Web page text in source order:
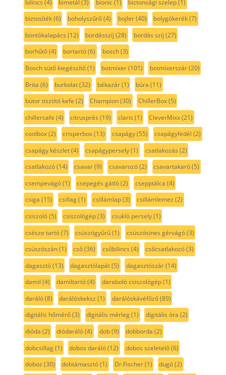
bilincs (4) bimetál (3) bionic(1) biztonsági szelep(1)
biztosíték(6) boholyszűrő(4) bojler(40) bolygókerék(7)
bontókalapács (12) bordásszíj (28) bordás szíj (27)
borhűtő(4) bortartó(6) bosch(3)
Bosch sütő kiegészítő(1) botmixer(101) botmixerszár(20)
Brita (6) burkolat(32) békazár(1) búra (11)
bútor tisztító kefe (2) Champion(30) ChillerBox(5)
chillersafe (4) citrusprés (19) claris (1) CleverMixx(21)
coolbox(2) crisperbox(13) csapágy(55) csapágyfedél (2)
csapágy készlet(4) csapágypersely(1) csatlakozás (2)
csatlakozó(14) csavar(9) csavarozó(2) csavartakaró(5)
csempevágó(1) csepegés gátló(2) csepptálca (4)
csiga (15) csillag(1) csillámlap(3) csillámlemez (2)
csiszoló(5) csiszológép(3) csukló persely(1)
csésze tartó(7) csúszógyűrű(1) csúszósines gérvágó(3)
csúszószán(1) cső(36) csőbilincs (4) csőcsatlakozó(3)
dagasztó(13) dagasztólapát(5) dagasztószár(14)
damil (4) damiltartó(4) daraboló csiszológép(1)
daráló(8) darálóskeksz (1) darálóskávéfőző(89)
digitális hőmérő(3) digitális mérleg(1) digitális óra (2)
dióda (2) diódaráló(4) dob(9) dobborda (2)
dobcsillag(1) dobos daráló(12) dobos szeletelő(6)
doboz (30) dobtámasztó(1) Dr.Fischer(1) dugó(2)